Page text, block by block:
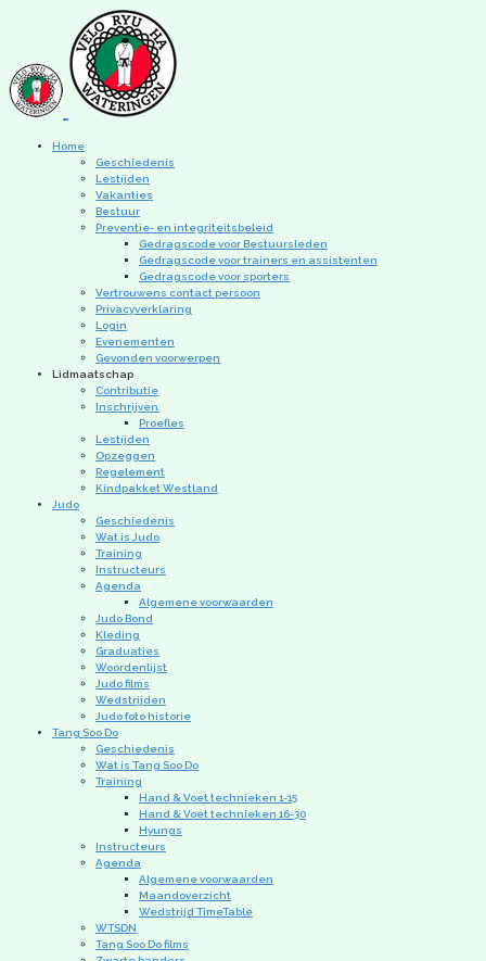
Home
Geschiedenis
Lestijden
Vakanties
Bestuur
Preventie- en integriteitsbeleid
Gedragscode voor Bestuursleden
Gedragscode voor trainers en assistenten
Gedragscode voor sporters
Vertrouwens contact persoon
Privacyverklaring
Login
Evenementen
Gevonden voorwerpen
Lidmaatschap
Contributie
Inschrijven
Proefles
Lestijden
Opzeggen
Regelement
Kindpakket Westland
Judo
Geschiedenis
Wat is Judo
Training
Instructeurs
Agenda
Algemene voorwaarden
Judo Bond
Kleding
Graduaties
Woordenlijst
Judo films
Wedstrijden
Judo foto historie
Tang Soo Do
Geschiedenis
Wat is Tang Soo Do
Training
Hand & Voet technieken 1-15
Hand & Voet technieken 16-30
Hyungs
Instructeurs
Agenda
Algemene voorwaarden
Maandoverzicht
Wedstrijd TimeTable
WTSDN
Tang Soo Do films